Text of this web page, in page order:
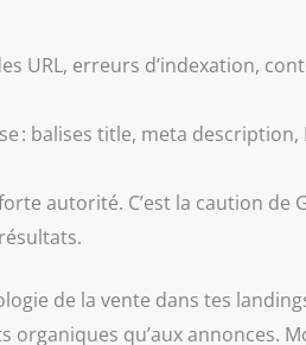
URL, erreurs d’indexation,
: balises title, meta description,
autorité. C’est la caution de
de la vente dans tes
qu’aux annonces.